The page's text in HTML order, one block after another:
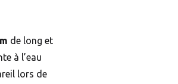
de long et
à l’eau
lors de